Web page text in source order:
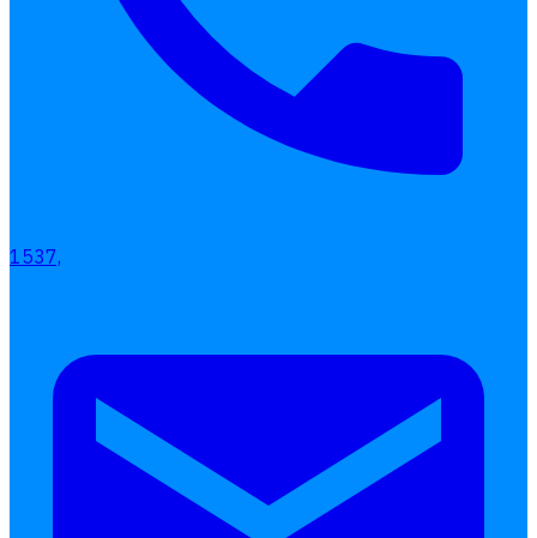
เบี้ยขยัน
แบบฟอร์มประเมินพนักงาน
บริการรับทำเงินเดือน
Soft
1537,